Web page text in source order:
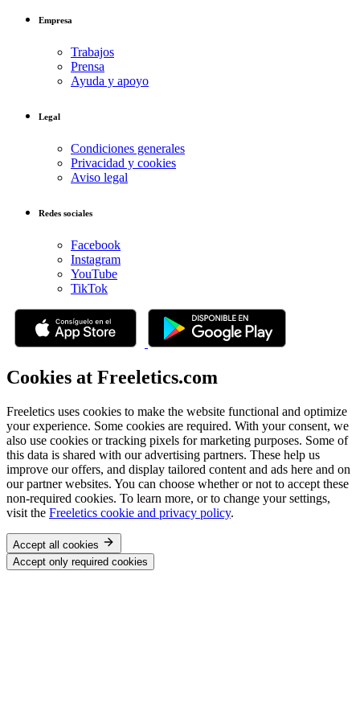
Empresa
Trabajos
Prensa
Ayuda y apoyo
Legal
Condiciones generales
Privacidad y cookies
Aviso legal
Redes sociales
Facebook
Instagram
YouTube
TikTok
Cookies at Freeletics.com
Freeletics uses cookies to make the website functional and optimize
your experience. Some cookies are required. With your consent, we
also use cookies or tracking pixels for marketing purposes. Some of
this data is shared with our advertising partners. These help us
improve our offers, and display tailored content and ads here and on
our partner websites. You can choose whether or not to accept these
non-required cookies. To learn more, or to change your settings,
visit the Freeletics cookie and privacy policy.
Accept all cookies
Accept only required cookies